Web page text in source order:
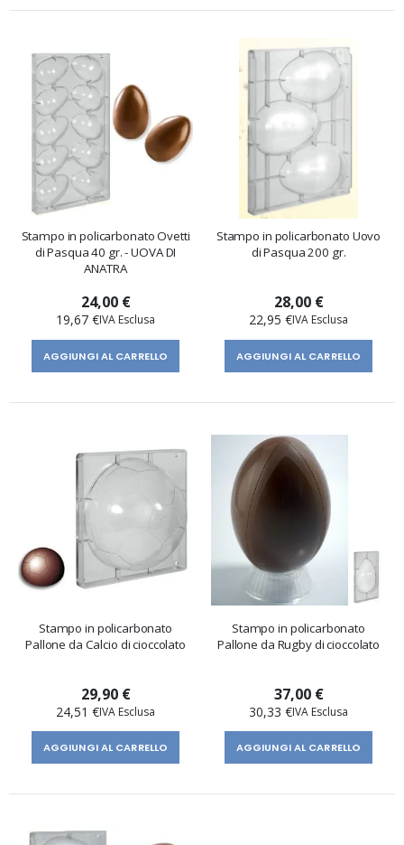
Stampo in policarbonato Ovetti
di Pasqua 40 gr. - UOVA DI
ANATRA
24,00 €
19,67 €
AGGIUNGI AL CARRELLO
Stampo in policarbonato Uovo
di Pasqua 200 gr.
28,00 €
22,95 €
AGGIUNGI AL CARRELLO
Stampo in policarbonato
Pallone da Calcio di cioccolato
29,90 €
24,51 €
AGGIUNGI AL CARRELLO
Stampo in policarbonato
Pallone da Rugby di cioccolato
37,00 €
30,33 €
AGGIUNGI AL CARRELLO